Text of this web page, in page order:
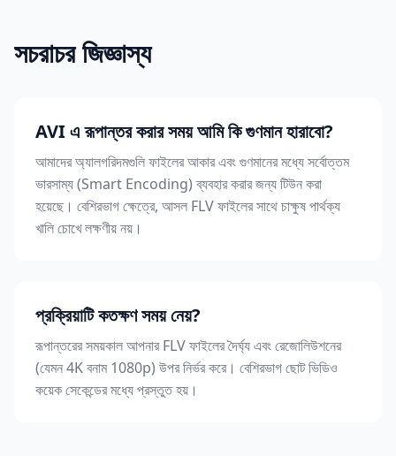
সচরাচর জিজ্ঞাস্য
AVI এ রূপান্তর করার সময় আমি কি গুণমান হারাবো?
আমাদের অ্যালগরিদমগুলি ফাইলের আকার এবং গুণমানের মধ্যে সর্বোত্তম
ভারসাম্য (Smart Encoding) ব্যবহার করার জন্য টিউন করা
হয়েছে। বেশিরভাগ ক্ষেত্রে, আসল FLV ফাইলের সাথে চাক্ষুষ পার্থক্য
খালি চোখে লক্ষণীয় নয়।
প্রক্রিয়াটি কতক্ষণ সময় নেয়?
রূপান্তরের সময়কাল আপনার FLV ফাইলের দৈর্ঘ্য এবং রেজোলিউশনের
(যেমন 4K বনাম 1080p) উপর নির্ভর করে। বেশিরভাগ ছোট ভিডিও
কয়েক সেকেন্ডের মধ্যে প্রস্তুত হয়।